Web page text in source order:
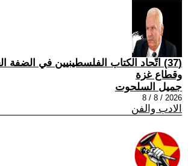
(37) اتّحاد الكتاب الفلسطينيين في الضفة
وقطاع غزة
جميل السلحوت
2026 / 8 / 8
الادب والفن